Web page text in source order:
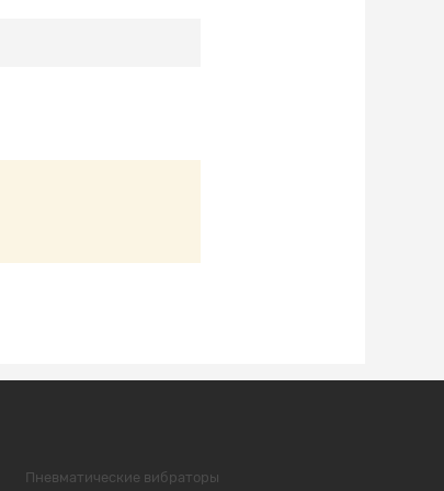
Пневматические вибраторы